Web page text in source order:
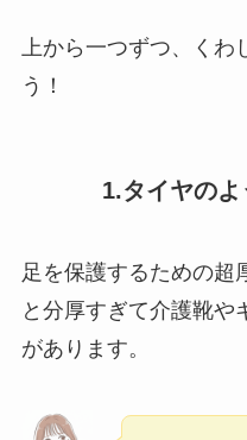
上から一つずつ、くわ
う！
1.タイヤの
足を保護するための超
と分厚すぎて介護靴や
があります。